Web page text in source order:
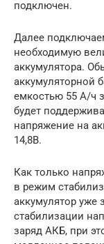
подключен.
Далее
необходимую
аккумулятора.
аккумуляторной
емкостью 55 А/ч
будет
напряжение на
14,8В.
Как только
в режим
аккумулятор уже
стабилизации
заряд АКБ, при